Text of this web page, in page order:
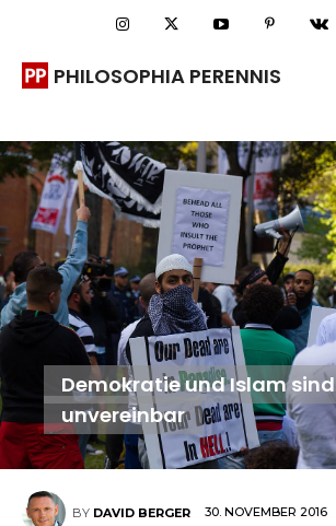
PHILOSOPHIA PERENNIS
Demokratie und Islam sind
unvereinbar
BY DAVID BERGER 30. NOVEMBER 2016